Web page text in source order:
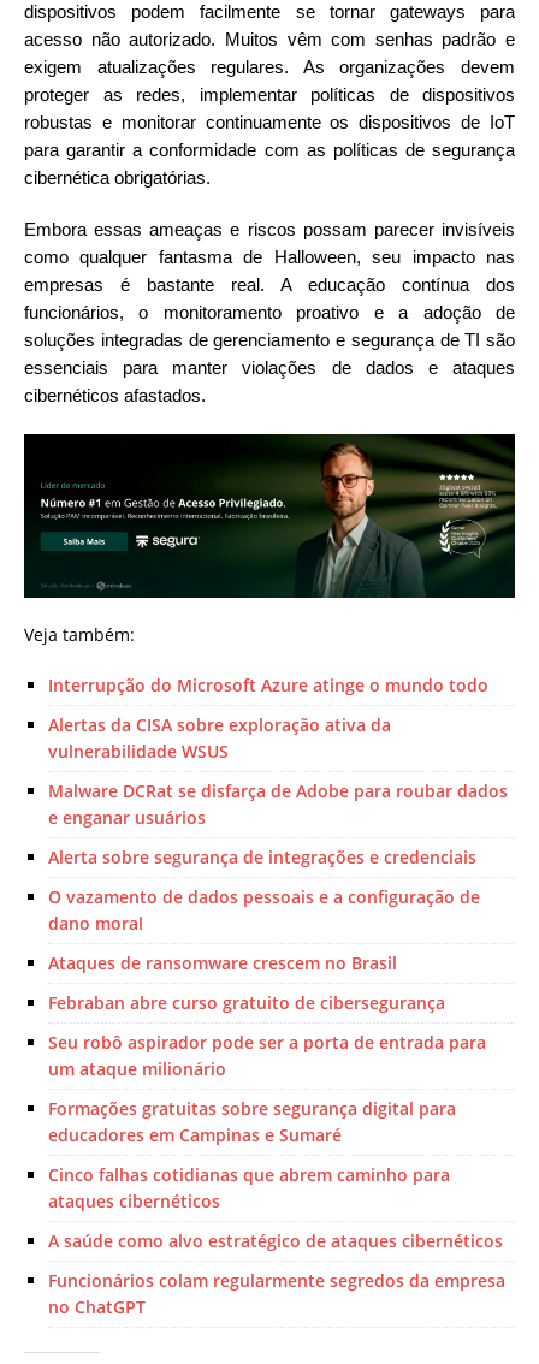
dispositivos podem facilmente se tornar gateways para
acesso não autorizado. Muitos vêm com senhas padrão e
exigem atualizações regulares. As organizações devem
proteger as redes, implementar políticas de dispositivos
robustas e monitorar continuamente os dispositivos de IoT
para garantir a conformidade com as políticas de segurança
cibernética obrigatórias.
Embora essas ameaças e riscos possam parecer invisíveis
como qualquer fantasma de Halloween, seu impacto nas
empresas é bastante real. A educação contínua dos
funcionários, o monitoramento proativo e a adoção de
soluções integradas de gerenciamento e segurança de TI são
essenciais para manter violações de dados e ataques
cibernéticos afastados.
Veja também:
Interrupção do Microsoft Azure atinge o mundo todo
Alertas da CISA sobre exploração ativa da
vulnerabilidade WSUS
Malware DCRat se disfarça de Adobe para roubar dados
e enganar usuários
Alerta sobre segurança de integrações e credenciais
O vazamento de dados pessoais e a configuração de
dano moral
Ataques de ransomware crescem no Brasil
Febraban abre curso gratuito de cibersegurança
Seu robô aspirador pode ser a porta de entrada para
um ataque milionário
Formações gratuitas sobre segurança digital para
educadores em Campinas e Sumaré
Cinco falhas cotidianas que abrem caminho para
ataques cibernéticos
A saúde como alvo estratégico de ataques cibernéticos
Funcionários colam regularmente segredos da empresa
no ChatGPT